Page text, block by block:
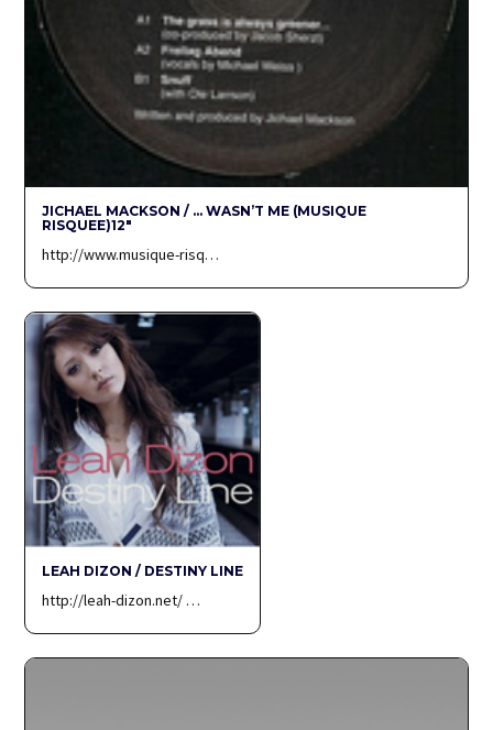
JICHAEL MACKSON / … WASN’T ME (MUSIQUE
RISQUEE)12″
http://www.musique-risq…
LEAH DIZON / DESTINY LINE
http://leah-dizon.net/ …